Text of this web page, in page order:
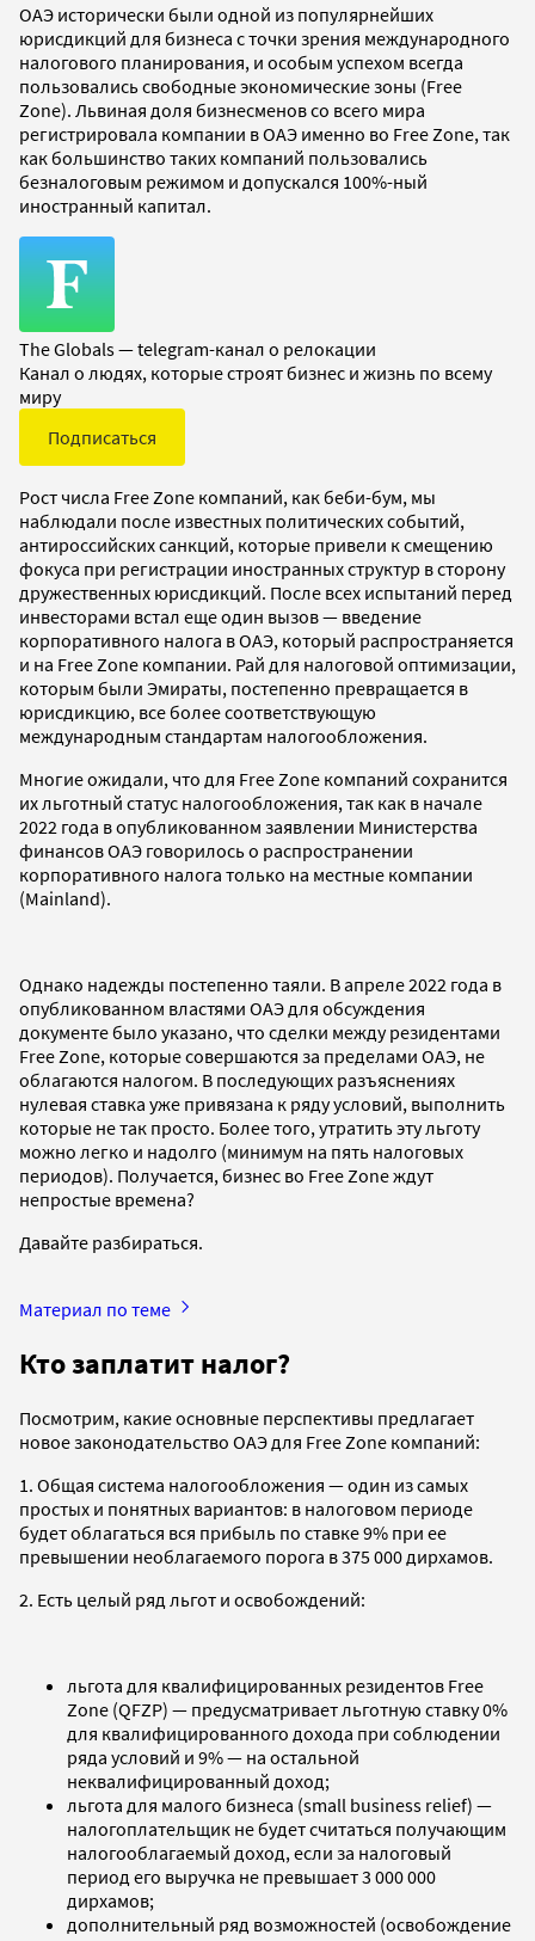
ОАЭ исторически были одной из популярнейших
юрисдикций для бизнеса с точки зрения международного
налогового планирования, и особым успехом всегда
пользовались cвободные экономические зоны (Free
Zone). Львиная доля бизнесменов со всего мира
регистрировала компании в ОАЭ именно во Free Zone, так
как большинство таких компаний пользовались
безналоговым режимом и допускался 100%-ный
иностранный капитал.
The Globals — telegram-канал о релокации
Канал о людях, которые строят бизнес и жизнь по всему
миру
Подписаться
Рост числа Free Zone компаний, как беби-бум, мы
наблюдали после известных политических событий,
антироссийских санкций, которые привели к смещению
фокуса при регистрации иностранных структур в сторону
дружественных юрисдикций. После всех испытаний перед
инвесторами встал еще один вызов — введение
корпоративного налога в ОАЭ, который распространяется
и на Free Zone компании. Рай для налоговой оптимизации,
которым были Эмираты, постепенно превращается в
юрисдикцию, все более соответствующую
международным стандартам налогообложения.
Многие ожидали, что для Free Zone компаний сохранится
их льготный статус налогообложения, так как в начале
2022 года в опубликованном заявлении Министерства
финансов ОАЭ говорилось о распространении
корпоративного налога только на местные компании
(Mainland).
Однако надежды постепенно таяли. В апреле 2022 года в
опубликованном властями ОАЭ для обсуждения
документе было указано, что сделки между резидентами
Free Zone, которые совершаются за пределами ОАЭ, не
облагаются налогом. В последующих разъяснениях
нулевая ставка уже привязана к ряду условий, выполнить
которые не так просто. Более того, утратить эту льготу
можно легко и надолго (минимум на пять налоговых
периодов). Получается, бизнес во Free Zone ждут
непростые времена?
Давайте разбираться.
Материал по теме
Кто заплатит налог?
Посмотрим, какие основные перспективы предлагает
новое законодательство ОАЭ для Free Zone компаний:
1. Общая система налогообложения — один из самых
простых и понятных вариантов: в налоговом периоде
будет облагаться вся прибыль по ставке 9% при ее
превышении необлагаемого порога в 375 000 дирхамов.
2. Есть целый ряд льгот и освобождений:
льгота для квалифицированных резидентов Free
Zone (QFZP) — предусматривает льготную ставку 0%
для квалифицированного дохода при соблюдении
ряда условий и 9% — на остальной
неквалифицированный доход;
льгота для малого бизнеса (small business relief) —
налогоплательщик не будет считаться получающим
налогооблагаемый доход, если за налоговый
период его выручка не превышает 3 000 000
дирхамов;
дополнительный ряд возможностей (освобождение